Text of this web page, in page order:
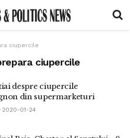
ciupercile
ciupercile
despre ciupercile
din supermarketuri
2020-01-24